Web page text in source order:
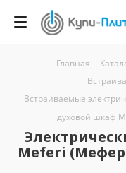
Главная -
Встраиваемые
духовой шкаф
Meferi